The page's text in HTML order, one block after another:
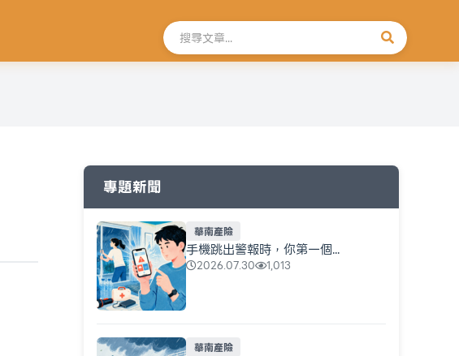
搜尋文章
專題新聞
華南產險
手機跳出警報時，你第一個...
2026.07.30 1,013
華南產險